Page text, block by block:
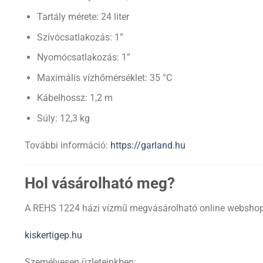
Tartály mérete: 24 liter
Szívócsatlakozás: 1”
Nyomócsatlakozás: 1”
Maximális vízhőmérséklet: 35 °C
Kábelhossz: 1,2 m
Súly: 12,3 kg
További információ: https://garland.hu
Hol vásárolható meg?
A REHS 1224 házi vízmű megvásárolható online
kiskertigep.hu